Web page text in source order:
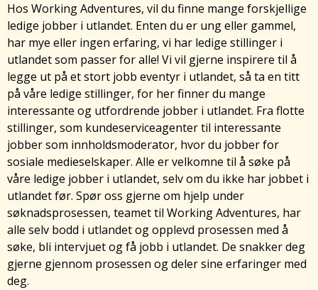
Hos Working Adventures, vil du finne mange forskjellige
ledige jobber i utlandet. Enten du er ung eller gammel,
har mye eller ingen erfaring, vi har ledige stillinger i
utlandet som passer for alle! Vi vil gjerne inspirere til å
legge ut på et stort jobb eventyr i utlandet, så ta en titt
på våre ledige stillinger, for her finner du mange
interessante og utfordrende jobber i utlandet. Fra flotte
stillinger, som kundeserviceagenter til interessante
jobber som innholdsmoderator, hvor du jobber for
sosiale medieselskaper. Alle er velkomne til å søke på
våre ledige jobber i utlandet, selv om du ikke har jobbet i
utlandet før. Spør oss gjerne om hjelp under
søknadsprosessen, teamet til Working Adventures, har
alle selv bodd i utlandet og opplevd prosessen med å
søke, bli intervjuet og få jobb i utlandet. De snakker deg
gjerne gjennom prosessen og deler sine erfaringer med
deg.